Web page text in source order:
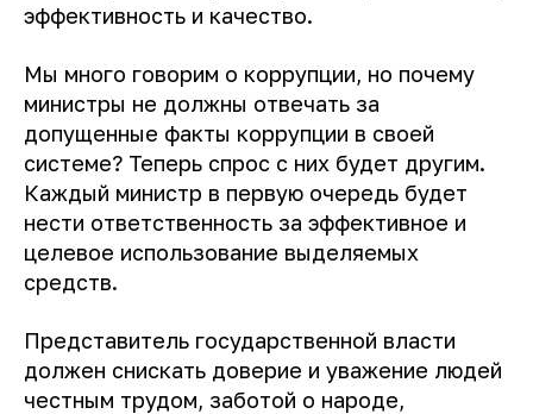
эффективность и качество.
Мы много говорим о коррупции, но почему
министры не должны отвечать за
допущенные факты коррупции в своей
системе? Теперь спрос с них будет другим.
Каждый министр в первую очередь будет
нести ответственность за эффективное и
целевое использование выделяемых
средств.
Представитель государственной власти
должен снискать доверие и уважение людей
честным трудом, заботой о народе,